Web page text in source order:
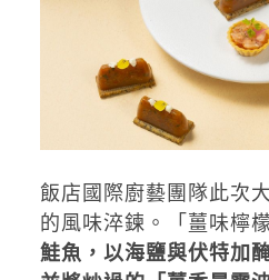
飯店國際廚藝團隊此次
的風味淬鍊。「薑味檸
鮭魚，以海鹽與伏特加